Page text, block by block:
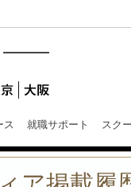
ス 就職サポート スク